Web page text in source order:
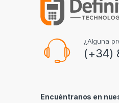
¿Alguna
(+34)
Encuéntranos en